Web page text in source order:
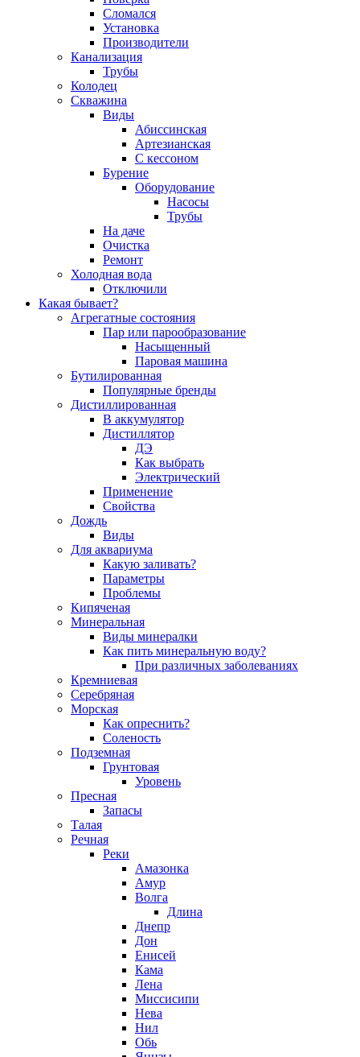
Сломался
Установка
Производители
Канализация
Трубы
Колодец
Скважина
Виды
Абиссинская
Артезианская
С кессоном
Бурение
Оборудование
Насосы
Трубы
На даче
Очистка
Ремонт
Холодная вода
Отключили
Какая бывает?
Агрегатные состояния
Пар или парообразование
Насыщенный
Паровая машина
Бутилированная
Популярные бренды
Дистиллированная
В аккумулятор
Дистиллятор
ДЭ
Как выбрать
Электрический
Применение
Свойства
Дождь
Виды
Для аквариума
Какую заливать?
Параметры
Проблемы
Кипяченая
Минеральная
Виды минералки
Как пить минеральную воду?
При различных заболеваниях
Кремниевая
Серебряная
Морская
Как опреснить?
Соленость
Подземная
Грунтовая
Уровень
Пресная
Запасы
Талая
Речная
Реки
Амазонка
Амур
Волга
Длина
Днепр
Дон
Енисей
Кама
Лена
Миссисипи
Нева
Нил
Обь